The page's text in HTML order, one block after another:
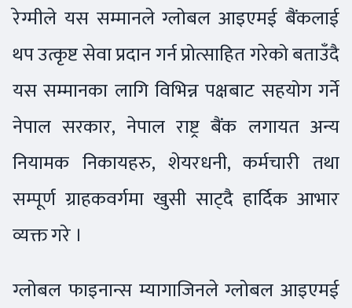
रेग्मीले यस सम्मानले ग्लोबल आइएमई बैंकलाई
थप उत्कृष्ट सेवा प्रदान गर्न प्रोत्साहित गरेको बताउँदै
यस सम्मानका लागि विभिन्न पक्षबाट सहयोग गर्ने
नेपाल सरकार, नेपाल राष्ट्र बैंक लगायत अन्य
नियामक निकायहरु, शेयरधनी, कर्मचारी तथा
सम्पूर्ण ग्राहकवर्गमा खुसी साट्दै हार्दिक आभार
व्यक्त गरे ।
ग्लोबल फाइनान्स म्यागाजिनले ग्लोबल आइएमई